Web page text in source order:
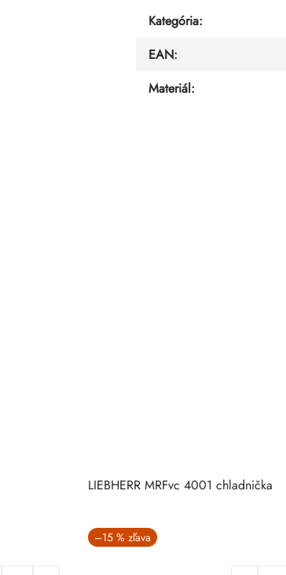
Kategória:
EAN:
Materiál:
LIEBHERR MRFvc 4001 chladnička
–15 %